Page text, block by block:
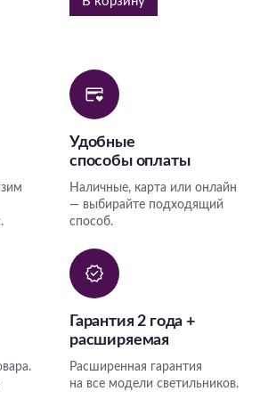
Удобные
способы оплаты
Наличные, карта или онлайн
— выбирайте подходящий
способ.
Гарантия 2 года +
расширяемая
Расширенная гарантия
на все модели светильников.